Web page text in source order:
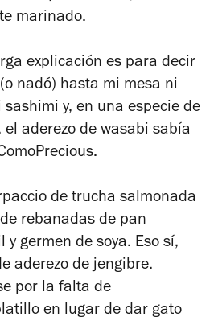
marinado.
explicación es para decir
nadó) hasta mi mesa ni
y, en una especie de
aderezo de wasabi sabía
de trucha salmonada
rebanadas de pan
germen de soya. Eso sí,
aderezo de jengibre.
por la falta de
en lugar de dar gato